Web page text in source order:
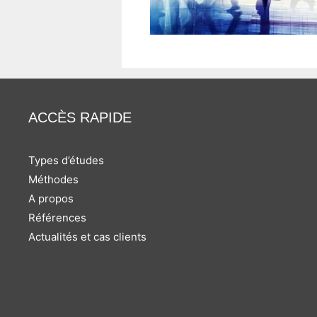
ACCÈS RAPIDE
Types d’études
Méthodes
A propos
Références
Actualités et cas clients